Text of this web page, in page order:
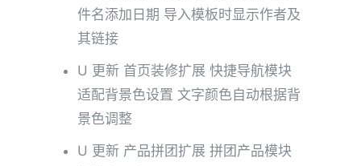
件名添加日期 导入模板时显示作者及
其链接
U 更新 首页装修扩展 快捷导航模块
适配背景色设置 文字颜色自动根据背
景色调整
U 更新 产品拼团扩展 拼团产品模块